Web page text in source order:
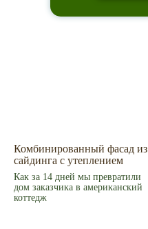
Комбинированный фасад из
сайдинга с утеплением
Как за 14 дней мы превратили
дом заказчика в американский
коттедж
Каталог товаров
Связаться с нами
Написать в MAX